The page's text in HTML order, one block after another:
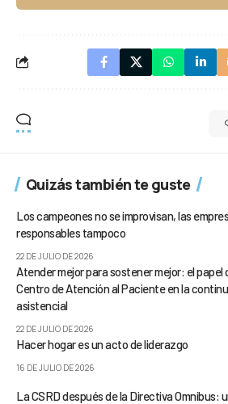
Quizás también te guste
Los campeones no se improvisan, las
responsables tampoco
22 DE JULIO DE 2026
Atender mejor para sostener mejor: el papel
Centro de Atención al Paciente en la
asistencial
22 DE JULIO DE 2026
Hacer hogar es un acto de liderazgo
16 DE JULIO DE 2026
La CSRD después de la Directiva Omnibus: